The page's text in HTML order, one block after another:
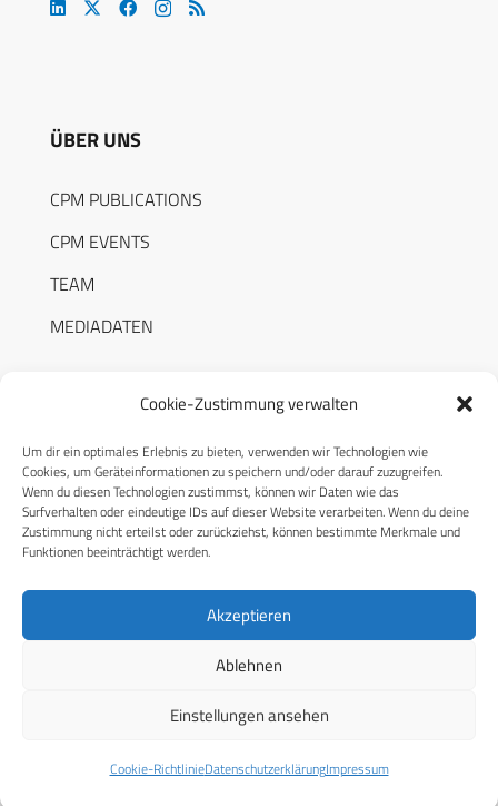
Cookie-Zustimmung verwalten
Um dir ein optimales Erlebnis zu bieten, verwenden wir Technologien wie
Cookies, um Geräteinformationen zu speichern und/oder darauf zuzugreifen.
Wenn du diesen Technologien zustimmst, können wir Daten wie das
Surfverhalten oder eindeutige IDs auf dieser Website verarbeiten. Wenn du deine
Zustimmung nicht erteilst oder zurückziehst, können bestimmte Merkmale und
Funktionen beeinträchtigt werden.
Akzeptieren
Ablehnen
Einstellungen ansehen
Cookie-RichtlinieDatenschutzerklärungImpressum
ÜBER UNS
CPM PUBLICATIONS
CPM EVENTS
TEAM
MEDIADATEN
RECHTLICHES
Datenschutzerklärung
Cookie-Richtlinie (EU)
© 2026 CPM GmbH – Alle Rechte vorbehalten